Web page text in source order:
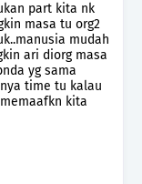
part kita nk
masa tu org2
mudah
ari diorg masa
yg sama
time tu kalau
kita